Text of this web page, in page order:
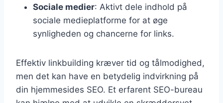
Sociale medier: Aktivt dele indhold på
sociale medieplatforme for at øge
synligheden og chancerne for links.
Effektiv linkbuilding kræver tid og tålmodighed,
men det kan have en betydelig indvirkning på
din hjemmesides SEO. Et erfarent SEO-bureau